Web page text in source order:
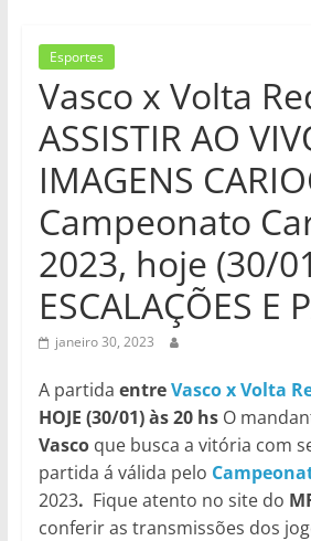
Esportes
Vasco x Volta
ASSISTIR AO
IMAGENS
Campeonato
2023, hoje (30/
ESCALAÇÕES E
janeiro 30, 2023
A partida entreVasco x Volta
HOJE (30/01) às 20 hsO
Vasco que busca a vitória com
partida á válida pelo
2023. Fique atento no site do
conferir as transmissões dos